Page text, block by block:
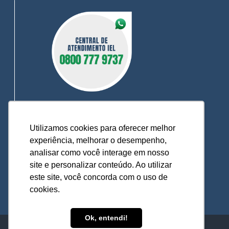
Utilizamos cookies para oferecer melhor
experiência, melhorar o desempenho,
analisar como você interage em nosso
site e personalizar conteúdo. Ao utilizar
este site, você concorda com o uso de
cookies.
Ok, entendi!
0800 777 9737
O IEL MT está a sua disposição, pronto para
esclarecer dúvidas, receber reclamações,
sugestões e firmar parcerias, visando
sempre oferecer melhores serviços e